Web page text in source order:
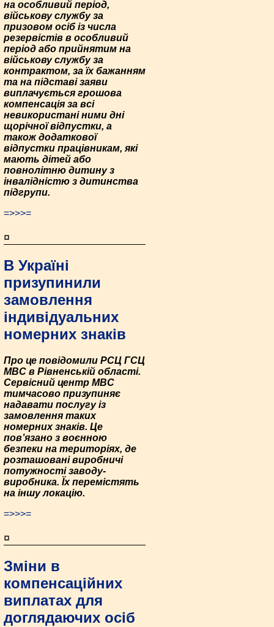
на особливий період,
військову службу за
призовом осіб із числа
резервістів в особливий
період або прийнятим на
військову службу за
контрактом, за їх бажанням
та на підставі заяви
виплачується грошова
компенсація за всі
невикористані ними дні
щорічної відпустки, а
також додаткової
відпустки працівникам, які
мають дітей або
повнолітню дитину з
інвалідністю з дитинства
підгрупи.
=>>>=
¤
В Україні
призупинили
замовлення
індивідуальних
номерних знаків
Про це повідомили РСЦ ГСЦ
МВС в Рівненській області.
Сервісний центр МВС
тимчасово призупиняє
надавати послугу із
замовлення таких
номерних знаків. Це
пов’язано з воєнною
безпеки на територіях, де
розташовані виробничі
потужності заводу-
виробника. Їх перемістять
на іншу локацію.
=>>>=
¤
Зміни в
компенсаційних
виплатах для
доглядаючих осіб